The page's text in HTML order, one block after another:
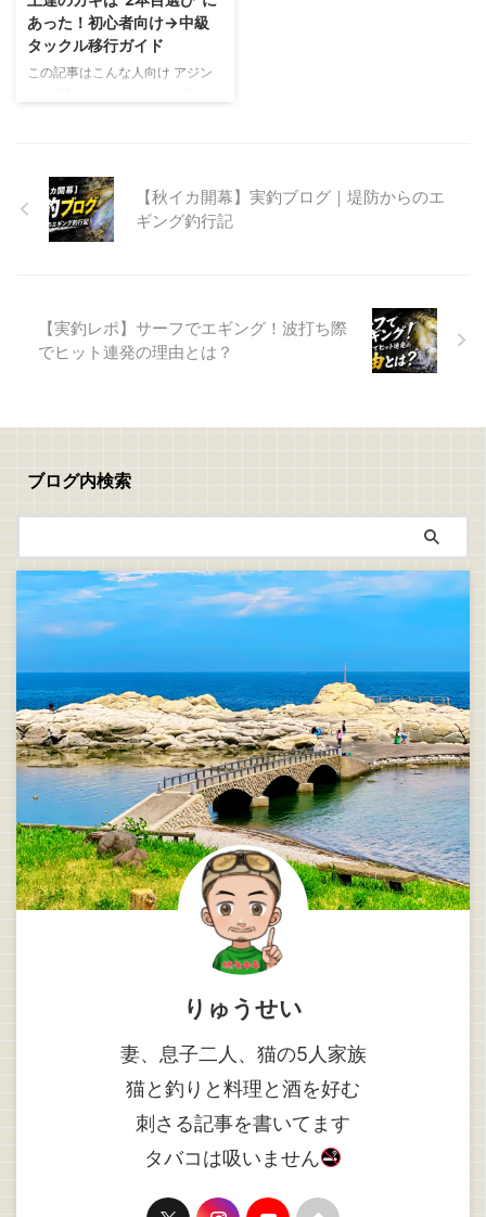
買ったもの」というよりも今使っ
てて買ってよかったなぁという
「品」です 現実問題、今年は次
男の大学の支払いがデカくて小遣
いも少ないため何にも買えません
あった！初心者向け→中級
タックル移行ガイド
この記事はこんな人向け アジン
い（@976ryu）です 今日はアジ
ングに慣れてきた初心者さんが
「二本目」のロッド＆リールを買
うとしたら… こちらをテーマに書
出来ますが、丈夫なエントリーモ
デルではわからない当たりがあり
【秋イカ開幕】実釣ブログ｜堤防からのエ
ギング釣行記
【実釣レポ】サーフでエギング！波打ち際
でヒット連発の理由とは？
ブログ内検索
りゅうせい
妻、息子二人、猫の5人家族
猫と釣りと料理と酒を好む
刺さる記事を書いてます
タバコは吸いません